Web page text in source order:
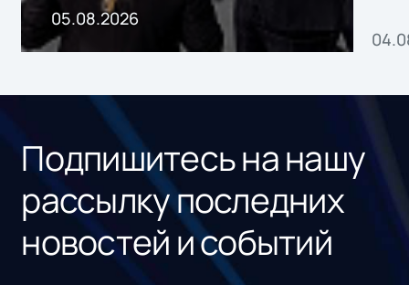
05.08.2026
Подпишитесь на нашу
рассылку последних
новостей и событий